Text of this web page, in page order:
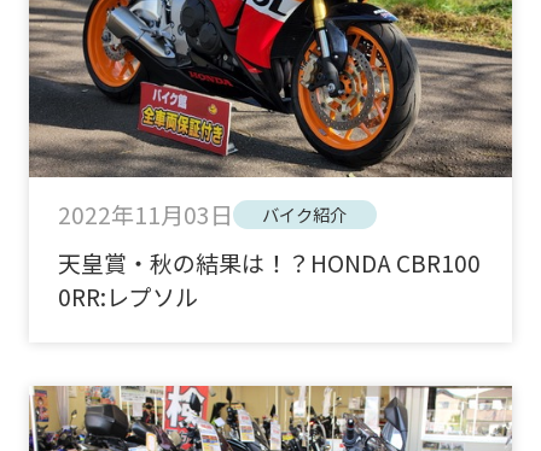
2022年11月03日 バイク紹介
天皇賞・秋の結果は！？HONDA CBR100
0RR:レプソル